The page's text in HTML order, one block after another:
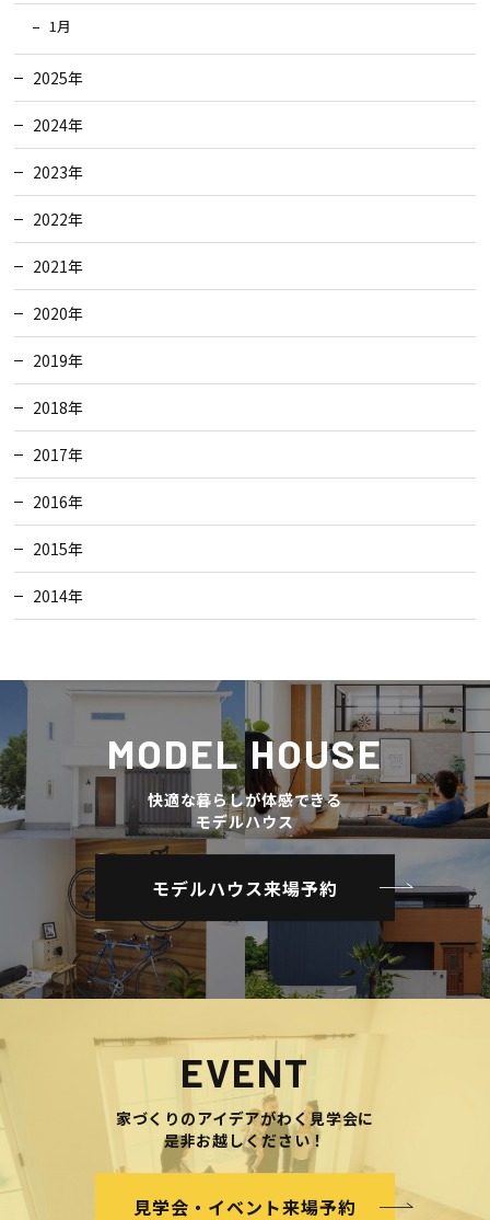
1月
2025年
2024年
2023年
2022年
2021年
2020年
2019年
2018年
2017年
2016年
2015年
2014年
MODEL HOUSE
快適な暮らしが体感できる
モデルハウス
モデルハウス来場予約
EVENT
家づくりのアイデアがわく見学会に
是非お越しください！
見学会・イベント来場予約